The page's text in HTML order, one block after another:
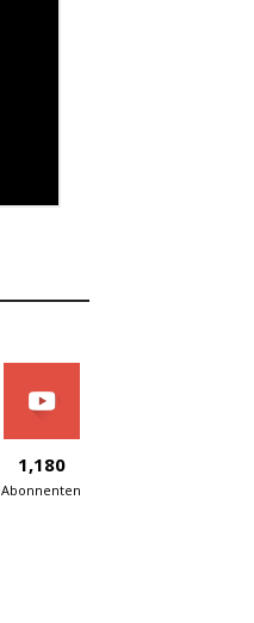
1,180
Abonnenten